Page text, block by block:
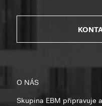
O NÁS
Skupina EBM připravuje